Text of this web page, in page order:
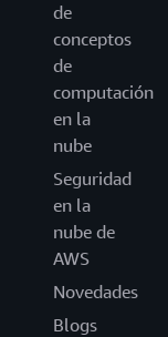
de
conceptos
de
computación
en la
nube
Seguridad
en la
nube de
AWS
Novedades
Blogs